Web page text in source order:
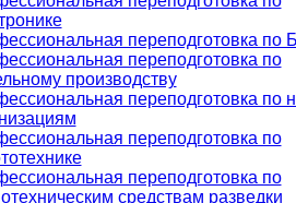
переподготовка по
переподготовка по
производству
переподготовка по
переподготовка по
переподготовка по
средствам разведки